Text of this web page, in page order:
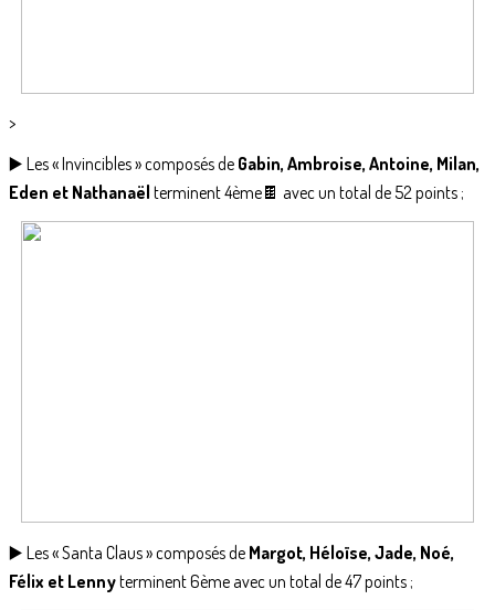
>
▶️ Les « Invincibles » composés de Gabin, Ambroise, Antoine, Milan,
Eden et Nathanaël terminent 4ème🍫 avec un total de 52 points ;
▶️ Les « Santa Claus » composés de Margot, Héloïse, Jade, Noé,
Félix et Lennyterminent 6ème avec un total de 47 points ;